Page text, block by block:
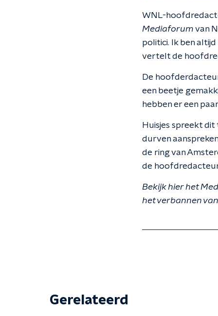
WNL-
Mediaforum van
politici. Ik ben
vertelt de
De
een beetje
hebben er een
Huisjes spreekt dit
durven
de ring van
de
Bekijk hier het
het verbannen
Gerelateerd